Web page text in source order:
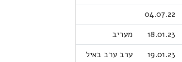
04.07.22
18.01.23
מעריב
19.01.23 ערב ערב באיל